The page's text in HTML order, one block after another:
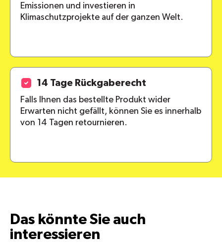
Emissionen und investieren in
Klimaschutzprojekte auf der ganzen Welt.
14 Tage Rückgaberecht
Falls Ihnen das bestellte Produkt wider
Erwarten nicht gefällt, können Sie es innerhalb
von 14 Tagen retournieren.
Das könnte Sie auch
interessieren